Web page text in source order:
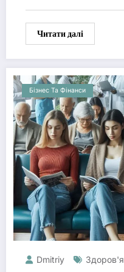
Читати далі
Бізнес Та Фінанси
Dmitriy Здоров'я